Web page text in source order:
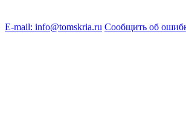
E-mail: info@tomskria.ru Сообщить об